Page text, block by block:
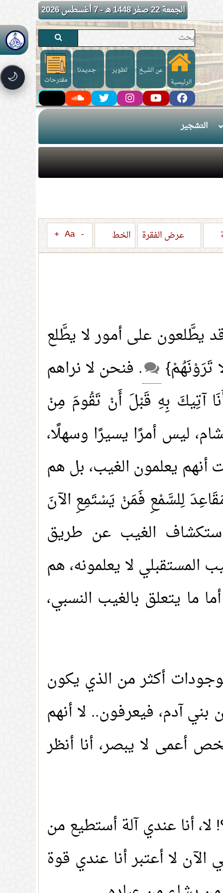
الجمعة 22 صفر 1448 هـ - 7 أغسطس 2026
🌙 الرئيسية
عن الشيخ تطوير
جـديـدنا
مقترحات
التشجير
عرض الفقرة الخط -
Aa
+
يطَّلعون على أمور لا يطَّلع
تَرَوْنَهُمْ}
. فنحن لا نراهم
آتِيكَ بِهِ قَبْلَ أَنْ تَقُومَ مِنْ
ليس أمرًا يسيرًا وسهلًا،
أنهم يعلمون الغيب، بل هم
لِلسَّمْعِ فَمَنْ يَسْتَمِعِ الآنَ
الغيب عن طريق
لا يعلمونه، هم
ما يتعلق بالغيب النسبي،
أكثر من الذي يكون
آدم، فيعرفون.. لا أنهم
أعمى لا يبصر، أنا أنظر
أنا عندي آلة أستطيع من
الآن لا أعتبر أنا عندي قوة